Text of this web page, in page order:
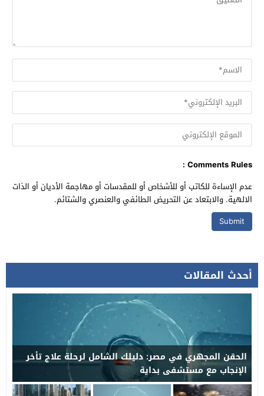
Comments Rules :
عدم الإساءة للكاتب أو للأشخاص أو للمقدسات أو مهاجمة الأديان أو الذات
الالهية. والابتعاد عن التحريض الطائفي والعنصري والشتائم.
أحدث المقالات
الحقن المجهري في مصر: دليلك الشامل لرحلة علاج تأخر
الإنجاب مع مستشفى بداية